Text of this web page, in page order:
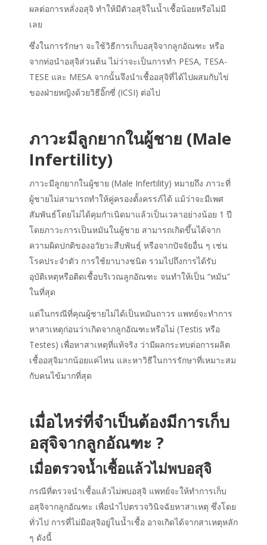
ผลต่อการหลั่งอสุจิ ทำให้มีตัวอสุจิในน้ำเชื้อน้อยหรือไม่มี
เลย
ซึ่งในการรักษา จะใช้วิธีการเก็บอสุจิจากลูกอัณฑะ หรือ
จากท่อนำอสุจิส่วนต้น ไม่ว่าจะเป็นการทํา PESA, TESA-
TESE และ MESA จากนั้นจึงนำเชื้ออสุจิที่ได้ไปผสมกับไข่
ของฝ่ายหญิงด้วยวิธีอิ๊กซี่ (ICSI) ต่อไป
ภาวะมีลูกยากในผู้ชาย (Male
Infertility)
ภาวะมีลูกยากในผู้ชาย (Male Infertility) หมายถึง ภาวะที่
ผู้ชายไม่สามารถทำให้คู่ครองตั้งครรภ์ได้ แม้ว่าจะมีเพศ
สัมพันธ์โดยไม่ได้คุมกำเนิดมาแล้วเป็นเวลาอย่างน้อย 1 ปี
โดยภาวะการเป็นหมันในผู้ชาย สามารถเกิดขึ้นได้จาก
ความผิดปกติของอวัยวะสืบพันธุ์ หรือจากปัจจัยอื่น ๆ เช่น
โรคประจำตัว การใช้ยาบางชนิด รวมไปถึงการได้รับ
อุบัติเหตุหรือติดเชื้อบริเวณลูกอัณฑะ จนทำให้เป็น “หมัน”
ในที่สุด
แต่ในกรณีที่คุณผู้ชายไม่ได้เป็นหมันถาวร แพทย์จะทำการ
หาสาเหตุก่อนว่าเกิดจากลูกอัณฑะหรือไม่ (Testis หรือ
Testes) เพื่อหาสาเหตุที่แท้จริง ว่ามีผลกระทบต่อการผลิต
เชื้ออสุจิมากน้อยแค่ไหน และหาวิธีในการรักษาที่เหมาะสม
กับคนไข้มากที่สุด
เมื่อไหร่ที่จำเป็นต้องมีการเก็บ
อสุจิจากลูกอัณฑะ ?
เมื่อตรวจน้ำเชื้อแล้วไม่พบอสุจิ
กรณีที่ตรวจนำเชื้อแล้วไม่พบอสุจิ แพทย์จะให้ทำการเก็บ
อสุจิจากลูกอัณฑะ เพื่อนำไปตรวจวินิจฉัยหาสาเหตุ ซึ่งโดย
ทั่วไป การที่ไม่มีอสุจิอยู่ในน้ำเชื้อ อาจเกิดได้จากสาเหตุหลัก
ๆ ดังนี้